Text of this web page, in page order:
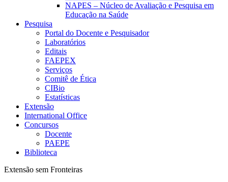
NAPES – Núcleo de Avaliação e Pesquisa em
Educação na Saúde
Pesquisa
Portal do Docente e Pesquisador
Laboratórios
Editais
FAEPEX
Serviços
Comitê de Ética
CIBio
Estatísticas
Extensão
International Office
Concursos
Docente
PAEPE
Biblioteca
Extensão sem Fronteiras